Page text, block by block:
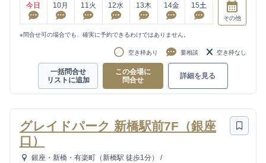
今日 10月 11火 12水 13木 14金 15土
その他
※問合せ可の場合でも、確実に予約できるわけではありません。
空き枠あり 要相談 空き枠なし
一括問合せ
リストに追加
この会場に
問合せ
詳細を見る
グレイドパーク 新橋駅前7F（銀座
口）
銀座・新橋・有楽町（新橋駅 徒歩1分）
/